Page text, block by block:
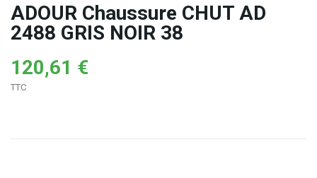
ADOUR Chaussure CHUT AD
2488 GRIS NOIR 38
120,61 €
TTC